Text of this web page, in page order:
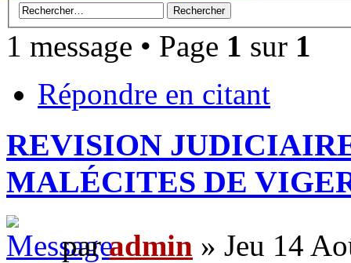
1 message • Page 1 sur 1
Répondre en citant
REVISION
MALÉCITES DE
paradmin » Jeu 14